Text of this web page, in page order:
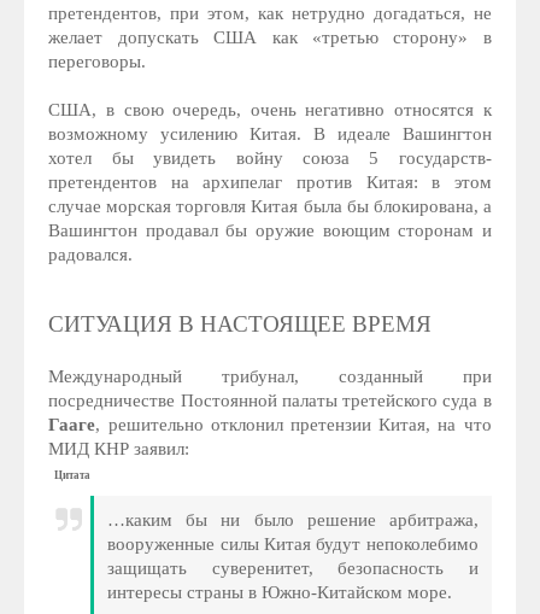
претендентов, при этом, как нетрудно догадаться, не
желает допускать США как «третью сторону» в
переговоры.
США, в свою очередь, очень негативно относятся к
возможному усилению Китая. В идеале Вашингтон
хотел бы увидеть войну союза 5 государств-
претендентов на архипелаг против Китая: в этом
случае морская торговля Китая была бы блокирована, а
Вашингтон продавал бы оружие воющим сторонам и
радовался.
СИТУАЦИЯ В НАСТОЯЩЕЕ ВРЕМЯ
Международный трибунал, созданный при
посредничестве Постоянной палаты третейского суда в
Гааге, решительно отклонил претензии Китая, на что
МИД КНР заявил:
Цитата
…каким бы ни было решение арбитража,
вооруженные силы Китая будут непоколебимо
защищать суверенитет, безопасность и
интересы страны в Южно-Китайском море.